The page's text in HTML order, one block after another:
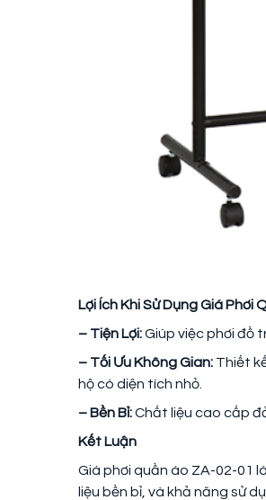
Lợi Ích Khi Sử Dụng Giá Phơi
– Tiện Lợi:Giúp việc phơi đồ
– Tối Ưu Không Gian: Thiết
hộ có diện tích nhỏ.
– Bền Bỉ:Chất liệu cao cấp
Kết Luận
Giá phơi quần áo ZA-02-01
liệu bền bỉ, và khả năng sử